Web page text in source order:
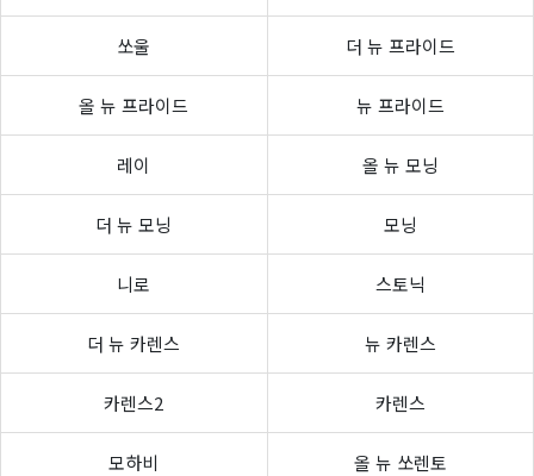
쏘울 더 뉴 프라이드
올 뉴 프라이드 뉴 프라이드
레이 올 뉴 모닝
더 뉴 모닝 모닝
니로 스토닉
더 뉴 카렌스 뉴 카렌스
카렌스2 카렌스
모하비 올 뉴 쏘렌토